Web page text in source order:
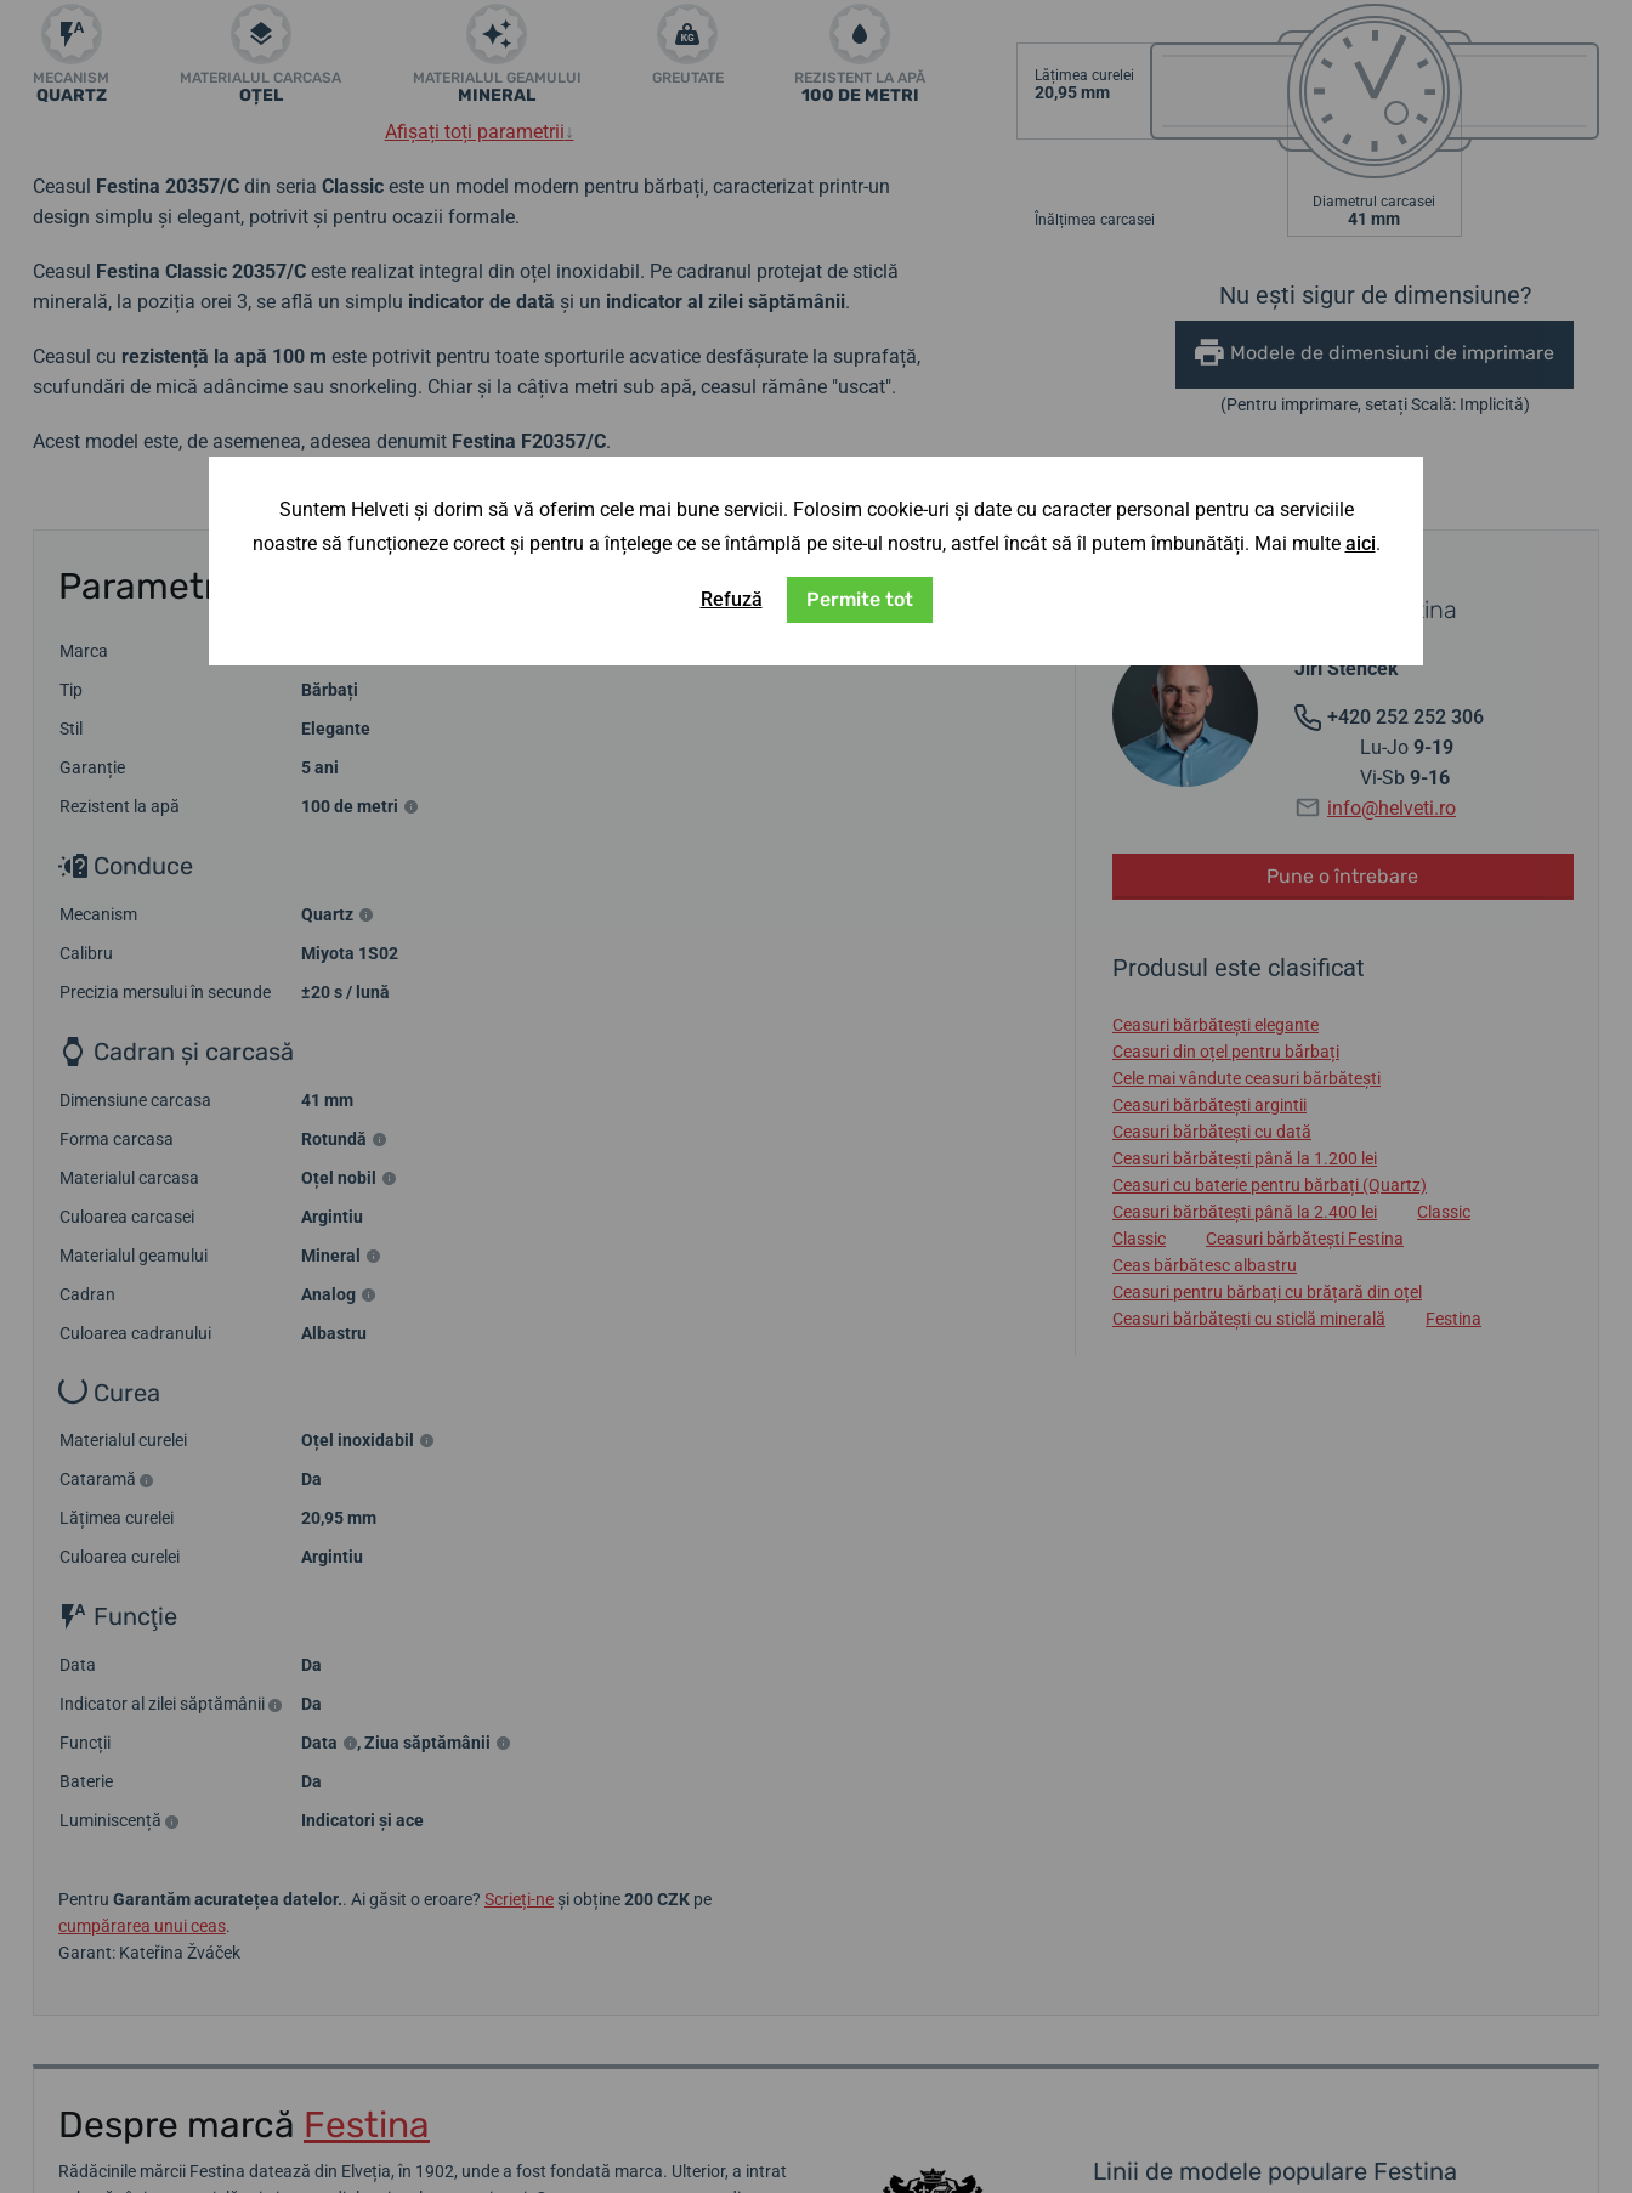
MECANISM
QUARTZ
MATERIALUL CARCASA
OȚEL
MATERIALUL GEAMULUI
MINERAL
GREUTATE REZISTENT LA APĂ
100 DE METRI
Afișați toți parametrii↓
Ceasul Festina 20357/C din seria Classic este un model modern pentru bărbați, caracterizat printr-un
design simplu și elegant, potrivit și pentru ocazii formale.
Ceasul Festina Classic 20357/C este realizat integral din oțel inoxidabil. Pe cadranul protejat de sticlă
minerală, la poziția orei 3, se află un simplu indicator de dată și un indicator al zilei săptămânii.
Ceasul cu rezistență la apă 100 m este potrivit pentru toate sporturile acvatice desfășurate la suprafață,
scufundări de mică adâncime sau snorkeling. Chiar și la câțiva metri sub apă, ceasul rămâne "uscat".
Acest model este, de asemenea, adesea denumit Festina F20357/C.
Lățimea curelei
20,95 mm
Înălțimea carcasei
Diametrul carcasei
41 mm
Nu ești sigur de dimensiune?
Modele de dimensiuni de imprimare
(Pentru imprimare, setați Scală: Implicită)
Parametri
Marca
Tip
Bărbați
Stil
Elegante
Garanție
5 ani
Rezistent la apă
100 de metri
Conduce
Mecanism
Quartz
Calibru
Miyota 1S02
Precizia mersului în secunde
±20 s / lună
Cadran și carcasă
Dimensiune carcasa
41 mm
Forma carcasa
Rotundă
Materialul carcasa
Oțel nobil
Culoarea carcasei
Argintiu
Materialul geamului
Mineral
Cadran
Analog
Culoarea cadranului
Albastru
Curea
Materialul curelei
Oțel inoxidabil
Cataramă
Da
Lățimea curelei
20,95 mm
Culoarea curelei
Argintiu
Funcţie
Data
Da
Indicator al zilei săptămânii
Da
Funcții
Data ,Ziua săptămânii
Baterie
Da
Luminiscență
Indicatori și ace
Pentru Garantăm acuratețea datelor.. Ai găsit o eroare? Scrieți-ne și obține200 CZK pe
cumpărarea unui ceas.
Garant: Kateřina Žváček
Contactați un specialist Festina
Jiří Štencek
+420 252 252 306
Lu-Jo 9-19
Vi-Sb 9-16
info@helveti.ro
Pune o întrebare
Produsul este clasificat
Ceasuri bărbătești elegante
Ceasuri din oțel pentru bărbați
Cele mai vândute ceasuri bărbătești
Ceasuri bărbătești argintii
Ceasuri bărbătești cu dată
Ceasuri bărbătești până la 1.200 lei
Ceasuri cu baterie pentru bărbați (Quartz)
Ceasuri bărbătești până la 2.400 lei
Classic
Classic
Ceasuri bărbătești Festina
Ceas bărbătesc albastru
Ceasuri pentru bărbați cu brățară din oțel
Ceasuri bărbătești cu sticlă minerală
Festina
Despre marcă Festina
Rădăcinile mărcii Festina datează din Elveția, în 1902, unde a fost fondată marca. Ulterior, a intrat
Linii de modele populare Festina
Suntem Helveti și dorim să vă oferim cele mai bune servicii. Folosim cookie-uri și date cu caracter personal pentru ca serviciile
noastre să funcționeze corect și pentru a înțelege ce se întâmplă pe site-ul nostru, astfel încât să îl putem îmbunătăți. Mai multe aici.
Refuză Permite tot